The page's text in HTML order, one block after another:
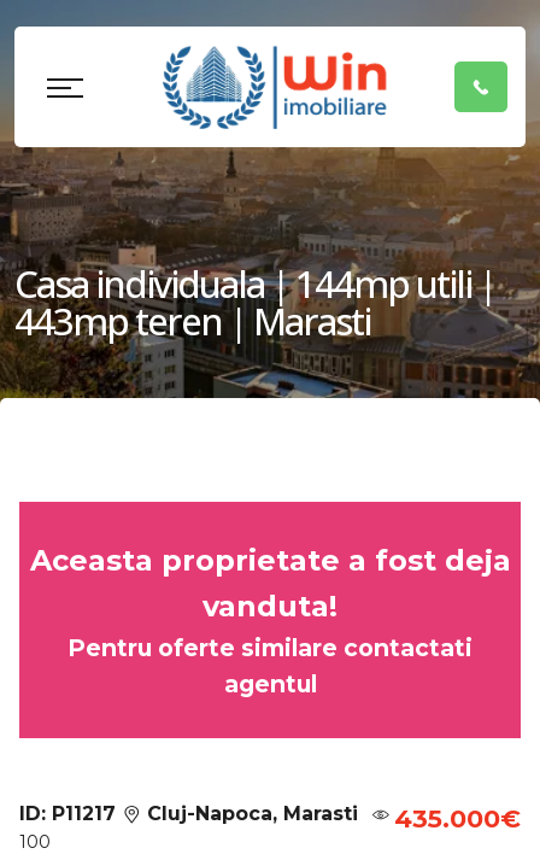
Casa individuala | 144mp utili |
443mp teren | Marasti
Aceasta proprietate a fost deja
vanduta!
Pentru oferte similare contactati
agentul
ID: P11217 Cluj-Napoca, Marasti
100
435.000€